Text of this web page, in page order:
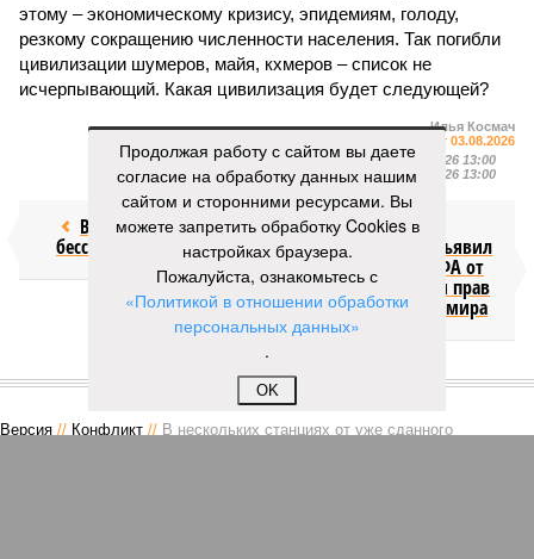
этому – экономическому кризису, эпидемиям, голоду,
резкому сокращению численности населения. Так погибли
цивилизации шумеров, майя, кхмеров – список не
исчерпывающий. Какая цивилизация будет следующей?
Илья Космач
«Наша версия» №29 от 03.08.2026
Опубликовано:05.08.2026 13:00
Отредактировано:05.08.2026 13:00
Возраст
бессмертия
Инфантино
отступил и объявил
об отказе ФИФА от
продажи доли прав
на чемпионат мира
КОММЕНТАРИИ
Версия // Конфликт // В нескольких станциях от уже сданного
Продолжая работу с сайтом вы даете
согласие на обработку данных нашим
сайтом и сторонними ресурсами. Вы
можете запретить обработку Cookies в
настройках браузера.
Пожалуйста, ознакомьтесь с
«Политикой в отношении обработки
персональных данных»
.
OK